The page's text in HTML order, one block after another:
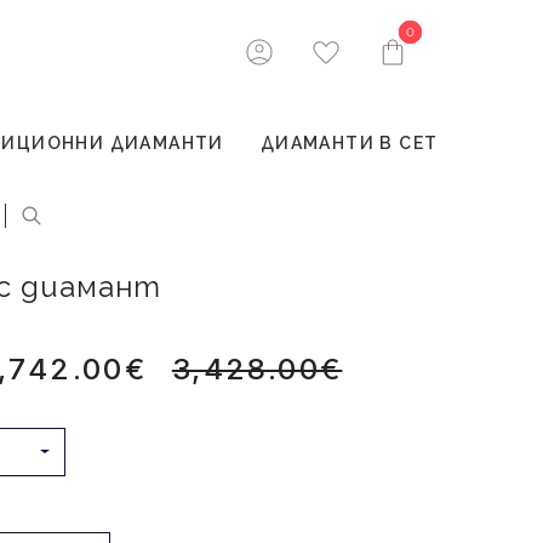
0
0
ДИАМАНТИ ДИАМАНТИ В СЕТ
диамант
3,428.00€